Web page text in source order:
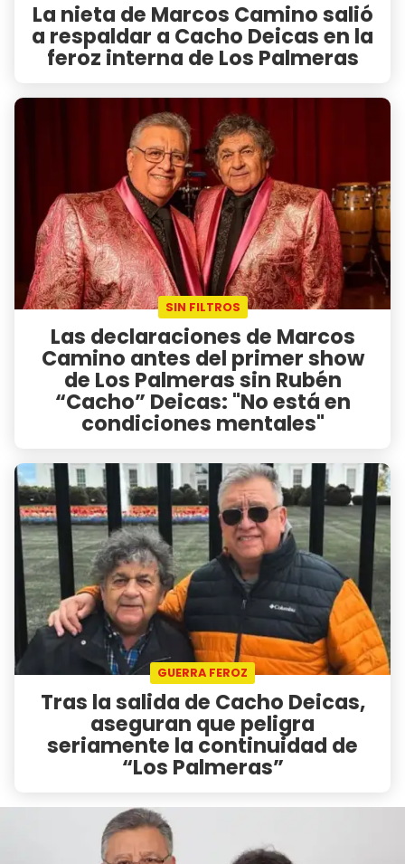
La nieta de Marcos Camino salió
a respaldar a Cacho Deicas en la
feroz interna de Los Palmeras
SIN FILTROS
Las declaraciones de Marcos
Camino antes del primer show
de Los Palmeras sin Rubén
“Cacho” Deicas: "No está en
condiciones mentales"
GUERRA FEROZ
Tras la salida de Cacho Deicas,
aseguran que peligra
seriamente la continuidad de
“Los Palmeras”